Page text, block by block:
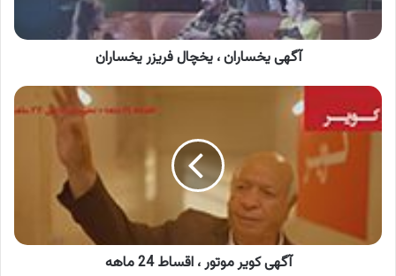
آگهی یخساران ، یخچال فریزر یخساران
آگهی
کویر
موتور
آگهی کویر موتور ، اقساط 24 ماهه